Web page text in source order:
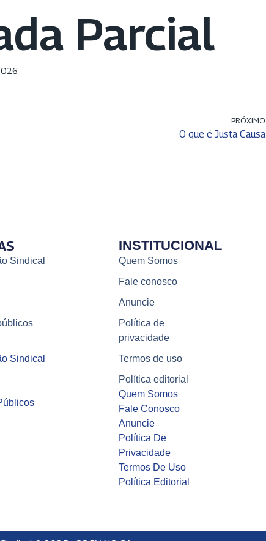
Parcial
PRÓXIMO
O que é Justa Causa
Sindical
Sindical
INSTITUCIONAL
Quem Somos
Fale conosco
Anuncie
Política de
privacidade
Termos de uso
Política editorial
Quem Somos
Fale Conosco
Anuncie
Política De
Privacidade
Termos De Uso
Política Editorial